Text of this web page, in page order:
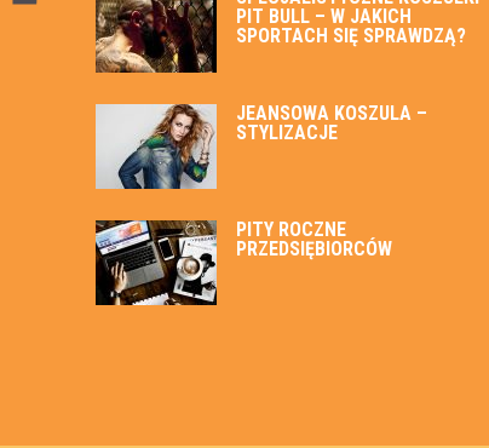
PIT BULL – W JAKICH
SPORTACH SIĘ SPRAWDZĄ?
JEANSOWA KOSZULA –
STYLIZACJE
PITY ROCZNE
PRZEDSIĘBIORCÓW